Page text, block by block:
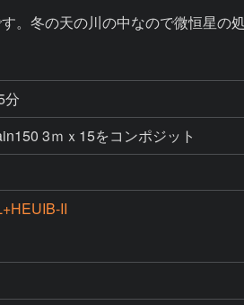
分
3ｍｘ15をコンポジット
II